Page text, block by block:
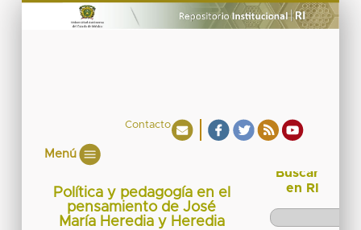
Contacto
Menú
Política y pedagogía en el
pensamiento de José
María Heredia y Heredia
Buscar
en RI